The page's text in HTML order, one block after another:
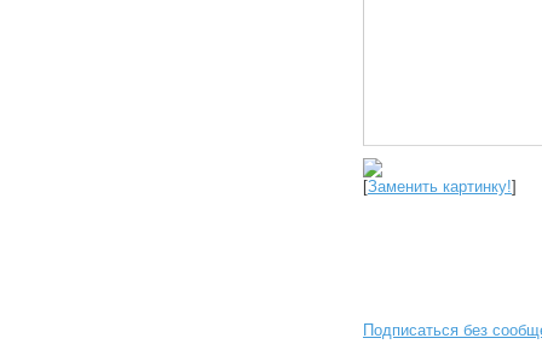
[Заменить картинку!]
Подписаться без